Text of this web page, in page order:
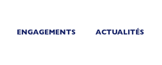
ENGAGEMENTS ACTUALITÉS